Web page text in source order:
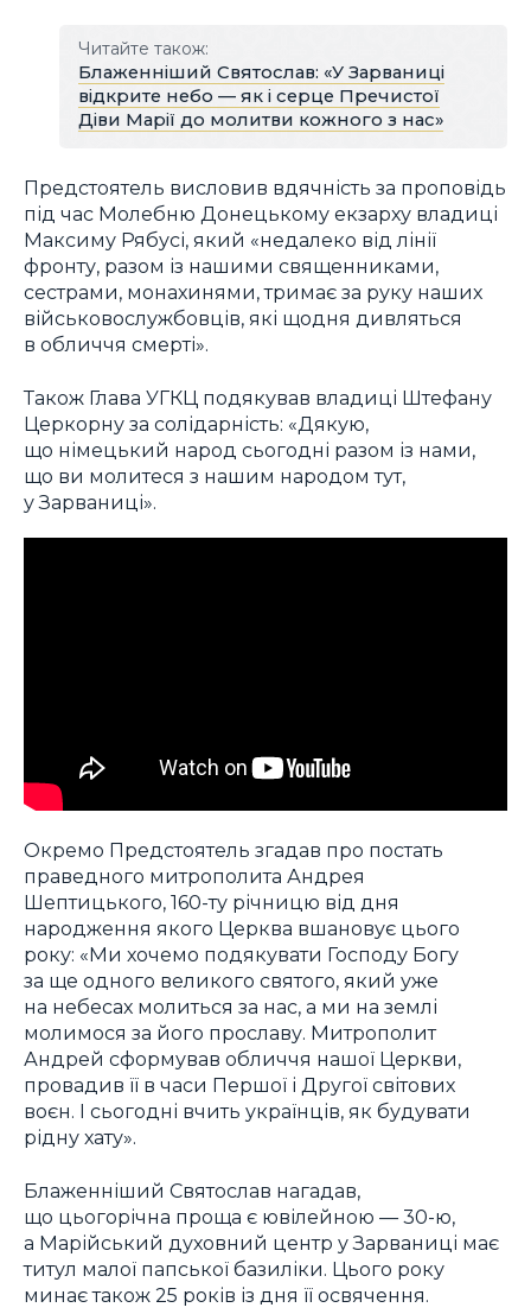
Читайте також:
Блаженніший Святослав: «У Зарваниці
відкрите небо — як і серце Пречистої
Діви Марії до молитви кожного з нас»
Предстоятель висловив вдячність за проповідь
під час Молебню Донецькому екзарху владиці
Максиму Рябусі, який «недалеко від лінії
фронту, разом із нашими священниками,
сестрами, монахинями, тримає за руку наших
військовослужбовців, які щодня дивляться
в обличчя смерті».
Також Глава УГКЦ подякував владиці Штефану
Церкорну за солідарність: «Дякую,
що німецький народ сьогодні разом із нами,
що ви молитеся з нашим народом тут,
у Зарваниці».
Окремо Предстоятель згадав про постать
праведного митрополита Андрея
Шептицького, 160-ту річницю від дня
народження якого Церква вшановує цього
року: «Ми хочемо подякувати Господу Богу
за ще одного великого святого, який уже
на небесах молиться за нас, а ми на землі
молимося за його прославу. Митрополит
Андрей сформував обличчя нашої Церкви,
провадив її в часи Першої і Другої світових
воєн. І сьогодні вчить українців, як будувати
рідну хату».
Блаженніший Святослав нагадав,
що цьогорічна проща є ювілейною — 30-ю,
а Марійський духовний центр у Зарваниці має
титул малої папської базиліки. Цього року
минає також 25 років із дня її освячення.